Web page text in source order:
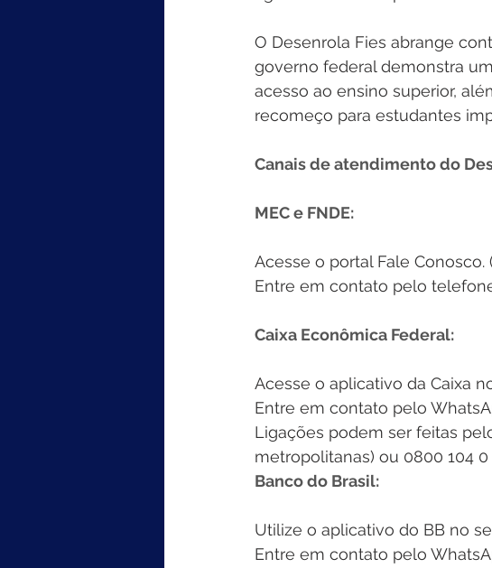
O Desenrola Fies abrange
governo federal demonstra
acesso ao ensino superior,
recomeço para estudantes
Canais de atendimento do
MEC e FNDE:
Acesse o portal Fale Conosco. (
Entre em contato pelo
Caixa Econômica Federal:
Acesse o aplicativo da Caixa
Entre em contato pelo
Ligações podem ser feitas
metropolitanas) ou 0800 104 0
Banco do Brasil:
Utilize o aplicativo do BB no
Entre em contato pelo